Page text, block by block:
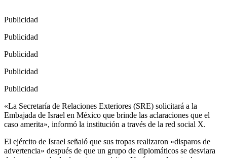
Publicidad
Publicidad
Publicidad
Publicidad
Publicidad
«La Secretaría de Relaciones Exteriores (SRE) solicitará a la
Embajada de Israel en México que brinde las aclaraciones que el
caso amerita», informó la institución a través de la red social X.
El ejército de Israel señaló que sus tropas realizaron «disparos de
advertencia» después de que un grupo de diplomáticos se desviara